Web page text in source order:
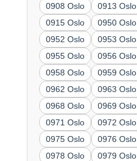
0908 Oslo
0913 Oslo
0915 Oslo
0950 Oslo
0952 Oslo
0953 Oslo
0955 Oslo
0956 Oslo
0958 Oslo
0959 Oslo
0962 Oslo
0963 Oslo
0968 Oslo
0969 Oslo
0971 Oslo
0972 Oslo
0975 Oslo
0976 Oslo
0978 Oslo
0979 Oslo